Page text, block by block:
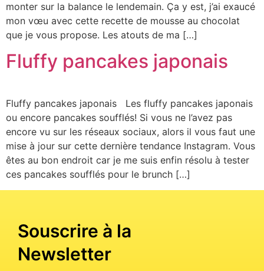
monter sur la balance le lendemain. Ça y est, j’ai exaucé
mon vœu avec cette recette de mousse au chocolat
que je vous propose. Les atouts de ma […]
Fluffy pancakes japonais
Fluffy pancakes japonais Les fluffy pancakes japonais
ou encore pancakes soufflés! Si vous ne l’avez pas
encore vu sur les réseaux sociaux, alors il vous faut une
mise à jour sur cette dernière tendance Instagram. Vous
êtes au bon endroit car je me suis enfin résolu à tester
ces pancakes soufflés pour le brunch […]
Souscrire à la
Newsletter